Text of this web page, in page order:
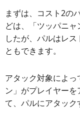
まずは、コスト2の
どは、「ツッパニ
したが、パルはレ
ともできます。
アタック対象によ
ン」がプレイヤー
て、パルにアタック